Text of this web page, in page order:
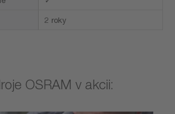
2 roky
OSRAM v akcii: